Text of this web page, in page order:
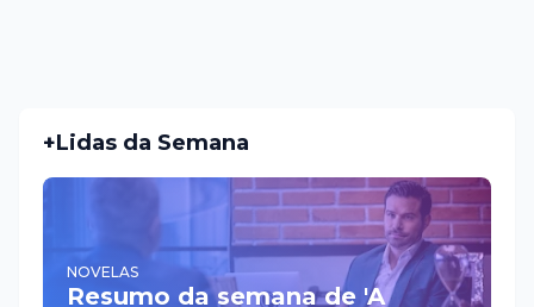
+Lidas da Semana
NOVELAS
Resumo da semana de 'A